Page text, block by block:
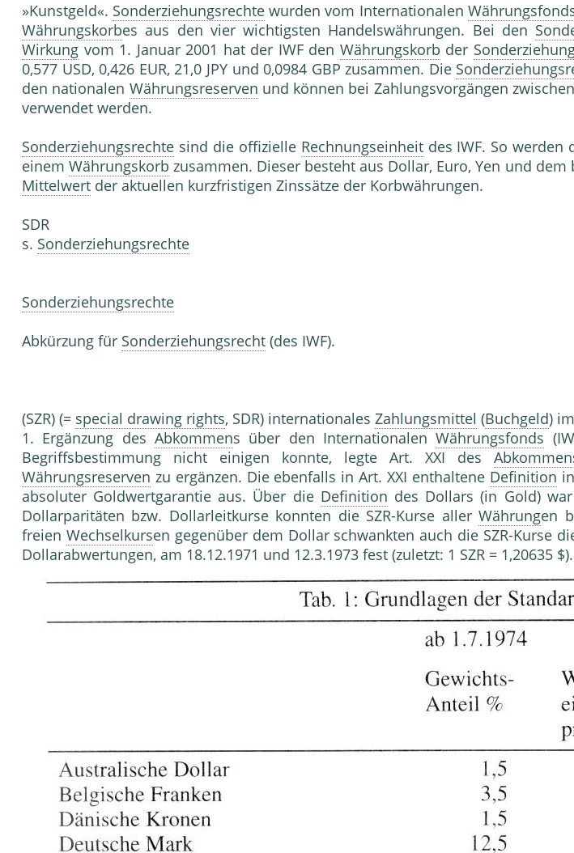
»Kunstgeld«. Sonderziehungsrechte wurden vom Internationalen
Währungskorbes aus den vier wichtigsten Handelswährungen. Bei den
Wirkung vom 1. Januar 2001 hat der IWF den Währungskorb der
0,577 USD, 0,426 EUR, 21,0 JPY und 0,0984 GBP zusammen. Die
den nationalen Währungsreserven und können bei Zahlungsvorgängen
verwendet werden.
Sonderziehungsrechte sind die offizielle Rechnungseinheitdes IWF. So werden
einemWährungskorb zusammen. Dieser besteht aus Dollar, Euro, Yen und
Mittelwert der aktuellen kurzfristigen Zinssätze der Korbwährungen.
SDR
s. Sonderziehungsrechte
Sonderziehungsrechte
Abkürzung für Sonderziehungsrecht (des IWF).
(SZR) (= special drawing rights, SDR) internationales Zahlungsmittel (Buchgeld) im
1. Ergänzung desAbkommens über den InternationalenWährungsfonds
Begriffsbestimmung nicht einigen konnte, legte Art. XXI des Abkommen
Währungsreserven zu ergänzen. Die ebenfalls in Art. XXI enthaltene Definition
absoluter Goldwertgarantie aus. Über die Definition des Dollars (in Gold)
Dollarparitäten bzw. Dollarleitkurse konnten die SZR-Kurse allerWährungen
freien Wechselkursen gegenüber dem Dollar schwankten auch die SZR-Kurse
Dollarabwertungen, am 18.12.1971 und 12.3.1973 fest (zuletzt: 1 SZR =